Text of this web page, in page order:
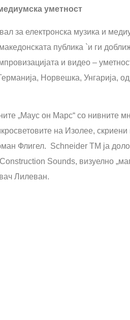
уметност
за електронска музика и
публика `и ги
и видео –
Норвешка, Унгарија, од
„Маус он Марс“ со нивните
на Изолее, скриени
Флигел. Schneider TM ја
Sounds, визуелно
Лилеван.